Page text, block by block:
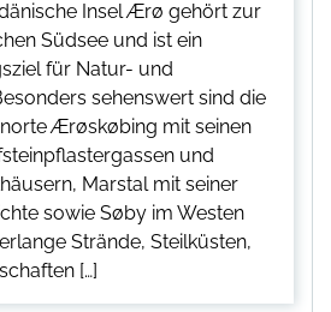
Insel Ærø gehört zur
Südsee und ist ein
für Natur- und
sehenswert sind die
Ærøskøbing mit seinen
und
Marstal mit seiner
sowie Søby im Westen
Strände, Steilküsten,
[…]